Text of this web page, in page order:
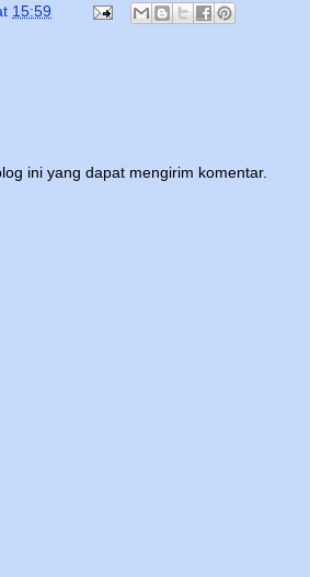
15:59
ini yang dapat mengirim komentar.